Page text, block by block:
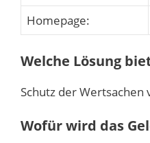
Homepage:
Welche Lösung
Schutz der
Wofür wird das